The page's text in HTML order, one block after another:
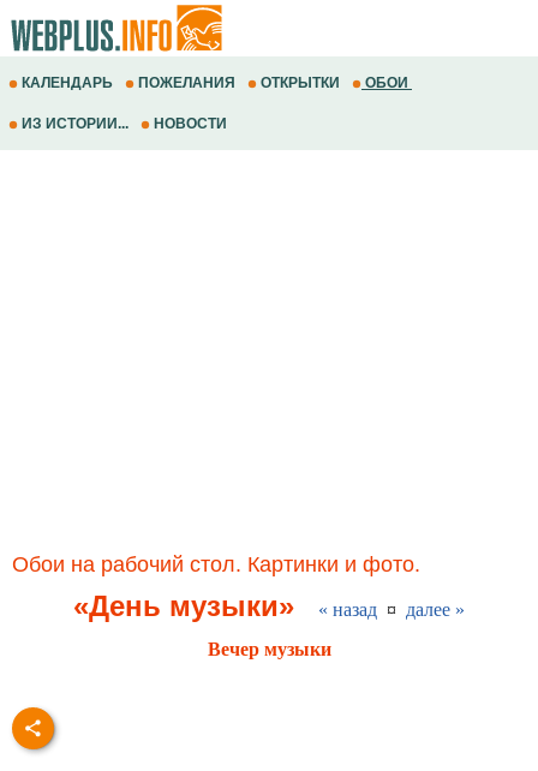
КАЛЕНДАРЬ ПОЖЕЛАНИЯ ОТКРЫТКИ ОБОИ
ИЗ ИСТОРИИ... НОВОСТИ
Обои на рабочий стол. Картинки и фото.
«День музыки» « назад ¤ далее »
Вечер музыки